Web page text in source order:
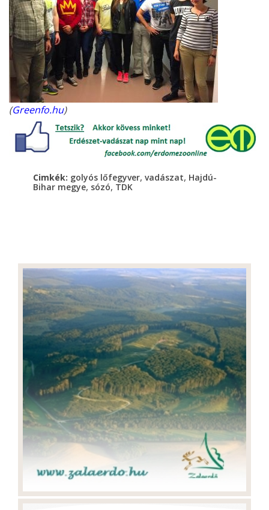
(Greenfo.hu)
Cimkék: golyós lőfegyver, vadászat, Hajdú-
Bihar megye, sózó, TDK